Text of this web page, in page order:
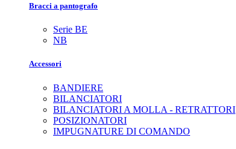
Bracci a pantografo
Serie BE
NB
Accessori
BANDIERE
BILANCIATORI
BILANCIATORI A MOLLA - RETRATTORI
POSIZIONATORI
IMPUGNATURE DI COMANDO